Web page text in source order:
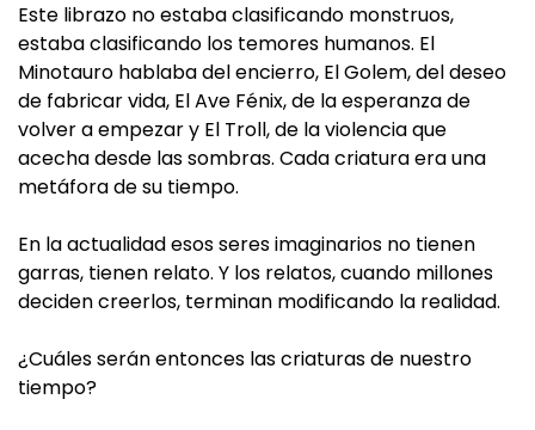
Este librazo no estaba clasificando monstruos,
estaba clasificando los temores humanos. El
Minotauro hablaba del encierro, El Golem, del deseo
de fabricar vida, El Ave Fénix, de la esperanza de
volver a empezar y El Troll, de la violencia que
acecha desde las sombras. Cada criatura era una
metáfora de su tiempo.
En la actualidad esos seres imaginarios no tienen
garras, tienen relato. Y los relatos, cuando millones
deciden creerlos, terminan modificando la realidad.
¿Cuáles serán entonces las criaturas de nuestro
tiempo?